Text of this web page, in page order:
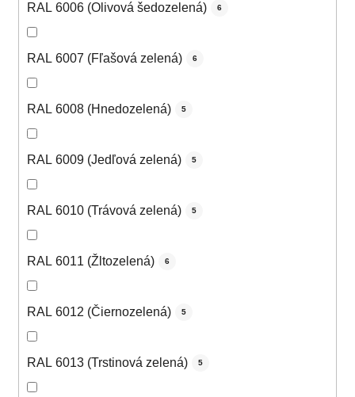
RAL 6006 (Olivová šedozelená) 6
RAL 6007 (Fľašová zelená) 6
RAL 6008 (Hnedozelená) 5
RAL 6009 (Jedľová zelená) 5
RAL 6010 (Trávová zelená) 5
RAL 6011 (Žltozelená) 6
RAL 6012 (Čiernozelená) 5
RAL 6013 (Trstinová zelená) 5